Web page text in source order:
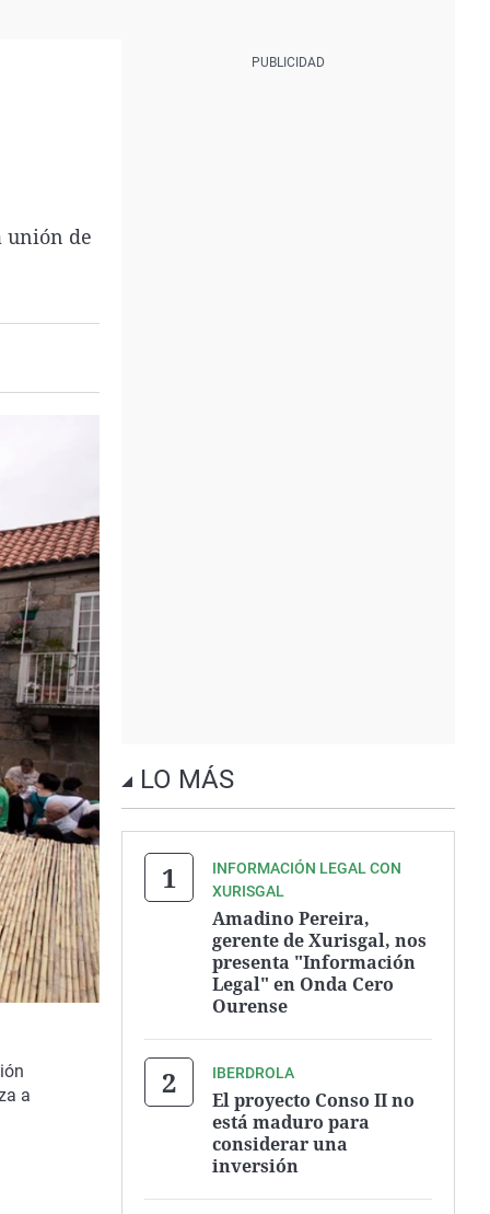
unión de
a
LO MÁS
INFORMACIÓN LEGAL CON
XURISGAL
Amadino Pereira,
gerente de Xurisgal, nos
presenta "Información
Legal" en Onda Cero
Ourense
IBERDROLA
El proyecto Conso II no
está maduro para
considerar una
inversión